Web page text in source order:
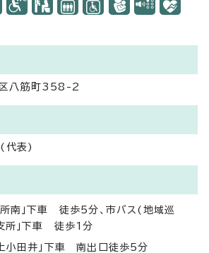
八筋町358-2
表)
所南」下車 徒歩5分、市バス(地域巡
所」下車 徒歩1分
小田井」下車 南出口徒歩5分